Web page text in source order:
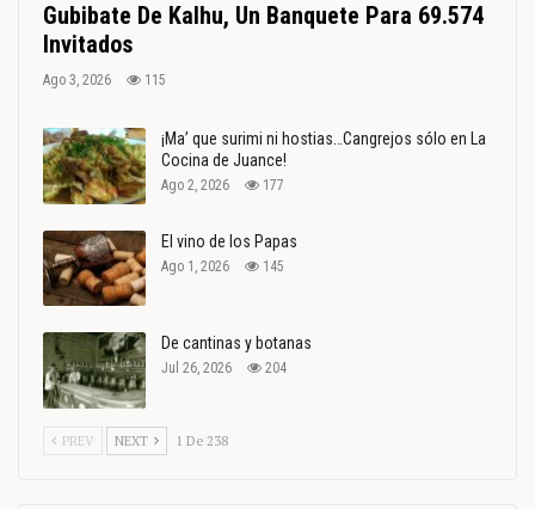
Gubibate De Kalhu, Un Banquete Para 69.574
Invitados
Ago 3, 2026 115
¡Ma’ que surimi ni hostias…Cangrejos sólo en La
Cocina de Juance!
Ago 2, 2026 177
El vino de los Papas
Ago 1, 2026 145
De cantinas y botanas
Jul 26, 2026 204
PREV NEXT 1 De 238